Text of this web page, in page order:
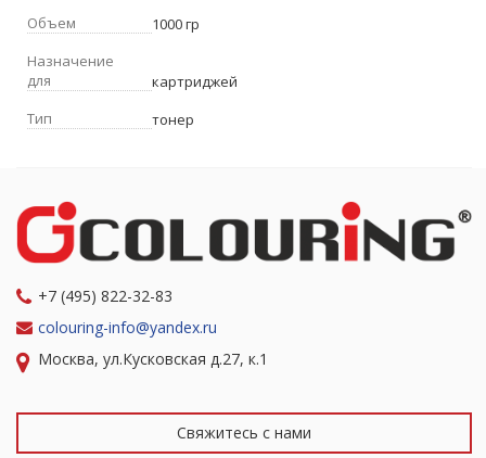
Объем
1000 гр
Назначение
для
картриджей
Тип
тонер
+7 (495) 822-32-83
colouring-info@yandex.ru
Москва, ул.Кусковская д.27, к.1
Свяжитесь с нами